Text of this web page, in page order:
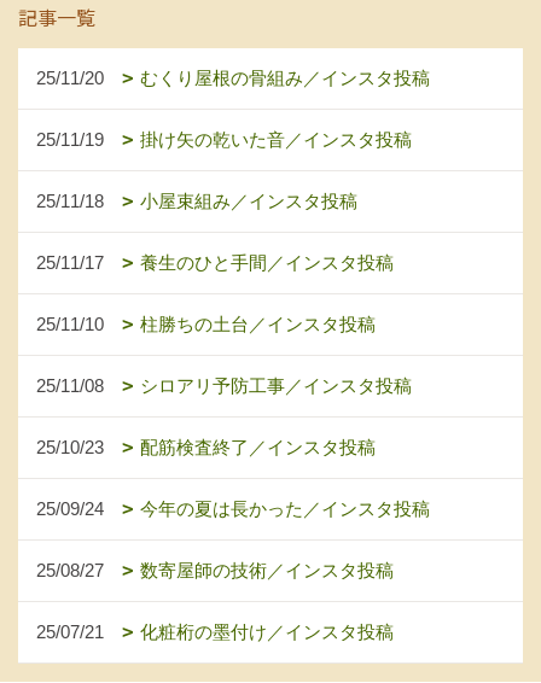
記事一覧
25/11/20 むくり屋根の骨組み／インスタ投稿
25/11/19 掛け矢の乾いた音／インスタ投稿
25/11/18 小屋束組み／インスタ投稿
25/11/17 養生のひと手間／インスタ投稿
25/11/10 柱勝ちの土台／インスタ投稿
25/11/08 シロアリ予防工事／インスタ投稿
25/10/23 配筋検査終了／インスタ投稿
25/09/24 今年の夏は長かった／インスタ投稿
25/08/27 数寄屋師の技術／インスタ投稿
25/07/21 化粧桁の墨付け／インスタ投稿